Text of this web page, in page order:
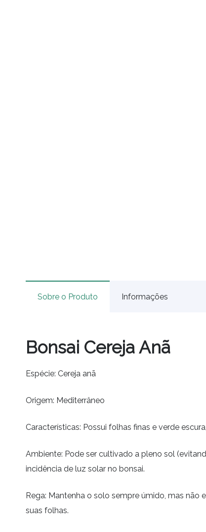
Sobre o Produto Informações
Bonsai Cereja Anã
Espécie: Cereja anã
Origem: Mediterrâneo
Características: Possui folhas finas e verde
Ambiente: Pode ser cultivado a pleno sol
incidência de luz solar no bonsai.
Rega: Mantenha o solo sempre úmido, mas não
suas folhas.